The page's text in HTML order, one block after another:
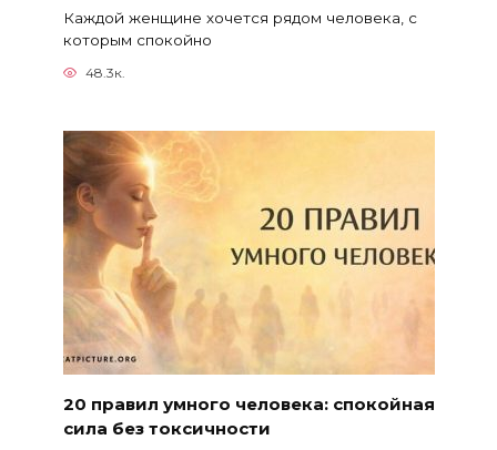
Каждой женщине хочется рядом человека, с
которым спокойно
48.3к.
20 правил умного человека: спокойная
сила без токсичности